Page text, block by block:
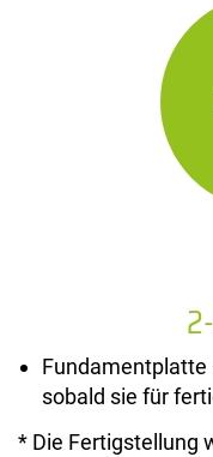
Fundamentplatte
sobald sie für
* Die Fertigstellung